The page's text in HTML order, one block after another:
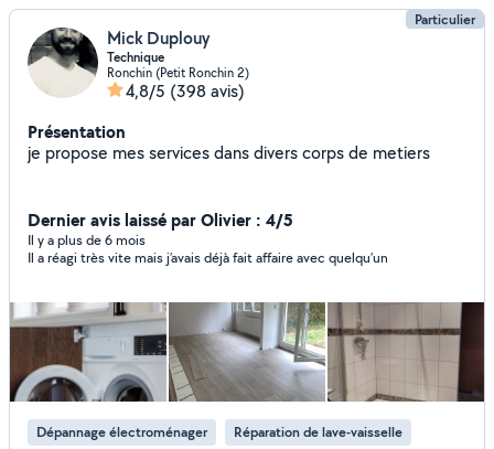
Particulier
Mick Duplouy
Technique
Ronchin (Petit Ronchin 2)
4,8/5 (398 avis)
Présentation
je propose mes services dans divers corps de metiers
Dernier avis laissé par Olivier : 4/5
Il y a plus de 6 mois
Il a réagi très vite mais j’avais déjà fait affaire avec quelqu’un
Dépannage électroménager Réparation de lave-vaisselle